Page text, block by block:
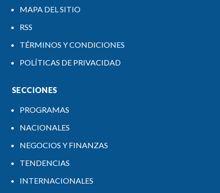
MAPA DEL SITIO
RSS
TÉRMINOS Y CONDICIONES
POLÍTICAS DE PRIVACIDAD
SECCIONES
PROGRAMAS
NACIONALES
NEGOCIOS Y FINANZAS
TENDENCIAS
INTERNACIONALES